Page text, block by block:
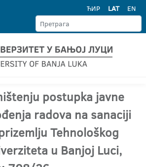
ЋИР LAT EN
postupka javne
radova na sanaciji
Tehnološkog
u Banjoj Luci,